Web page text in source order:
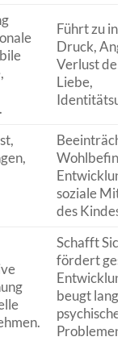
Führt zu
Druck,
Verlust der
Liebe,
soziale
des Kindes.
Schafft
fördert
beugt
psychischen
Problemen